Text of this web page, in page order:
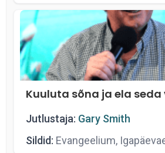
Kuuluta sõna ja ela
Jutlustaja: Gary Smith
Sildid: Evangeelium,